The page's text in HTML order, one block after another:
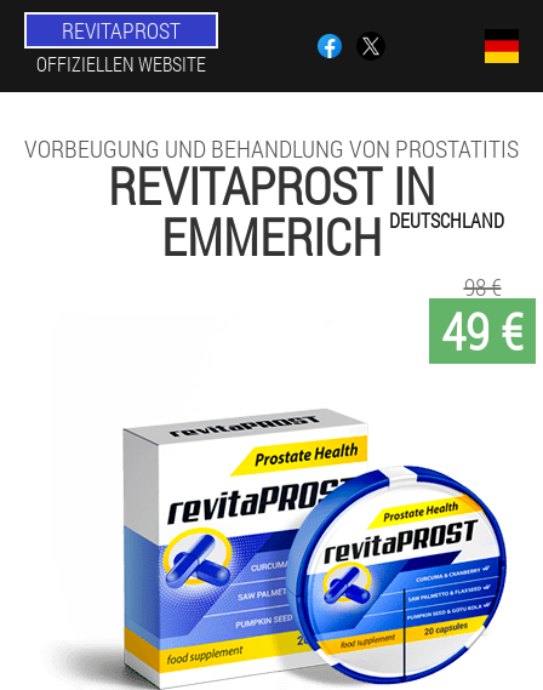
REVITAPROST
OFFIZIELLEN WEBSITE
VORBEUGUNG UND BEHANDLUNG VON PROSTATITIS
REVITAPROST IN
EMMERICH DEUTSCHLAND
49 €
98 €